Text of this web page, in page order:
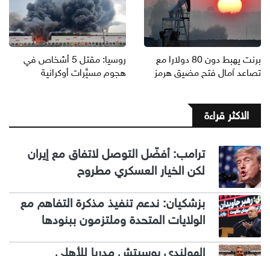
برنت يهبط دون 80 دولارا مع
تصاعد آمال فتح مضيق هرمز
روسيا: مقتل 5 أشخاص في
هجوم مسيَّرات أوكرانية
الاكثر قراءة
ترامب: أفضّل التوصل لاتفاق مع إيران
لكن الخيار العسكري مطروح
بزشكيان: ندعم تنفيذ مذكرة التفاهم مع
الولايات المتحدة وملتزمون ببنودها